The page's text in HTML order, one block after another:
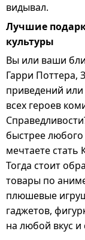
видывал.
Лучшие
культуры
Вы или ваши
Гарри Поттера,
приведений или
всех героев
быстрее
мечтаете стать
Тогда стоит
товары по
плюшевые
гаджетов,
на любой вкус и